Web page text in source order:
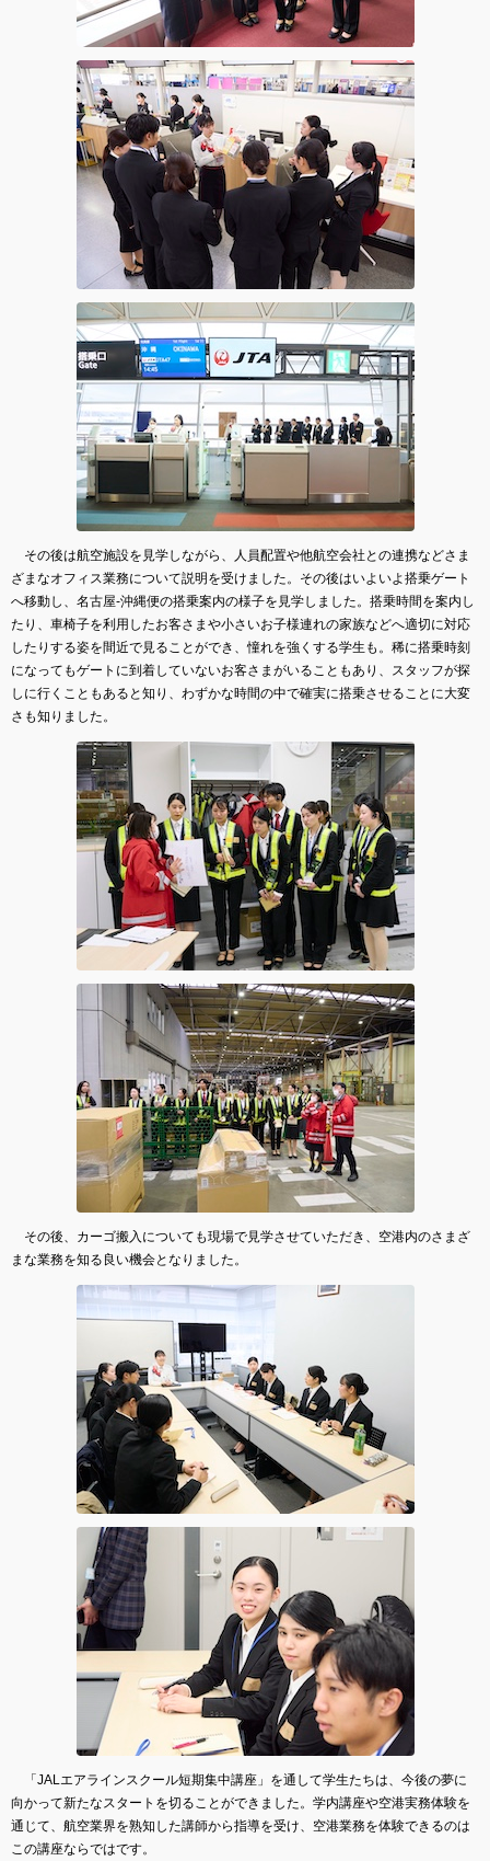
その後は航空施設を見学しながら、人員配置や他航空会社との連携などさま
ざまなオフィス業務について説明を受けました。その後はいよいよ搭乗ゲート
へ移動し、名古屋-沖縄便の搭乗案内の様子を見学しました。搭乗時間を案内し
たり、車椅子を利用したお客さまや小さいお子様連れの家族などへ適切に対応
したりする姿を間近で見ることができ、憧れを強くする学生も。稀に搭乗時刻
になってもゲートに到着していないお客さまがいることもあり、スタッフが探
しに行くこともあると知り、わずかな時間の中で確実に搭乗させることに大変
さも知りました。
その後、カーゴ搬入についても現場で見学させていただき、空港内のさまざ
まな業務を知る良い機会となりました。
「JALエアラインスクール短期集中講座」を通して学生たちは、今後の夢に
向かって新たなスタートを切ることができました。学内講座や空港実務体験を
通じて、航空業界を熟知した講師から指導を受け、空港業務を体験できるのは
この講座ならではです。